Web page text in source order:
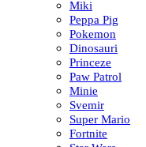
Miki
Peppa Pig
Pokemon
Dinosauri
Princeze
Paw Patrol
Minie
Svemir
Super Mario
Fortnite